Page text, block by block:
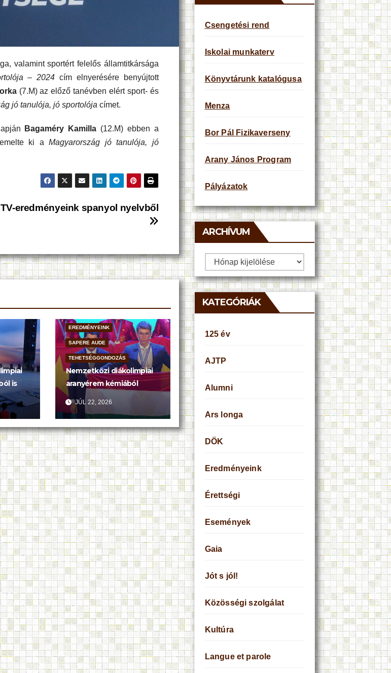
valamint sportért felelős államtitkársága
– 2024 cím elnyerésére benyújtott
(7.M) az előző tanévben elért sport- és
jó tanulója, jó sportolója címet.
Bagaméry Kamilla (12.M) ebben a
ki aMagyarország jó tanulója, jó
eredményeink spanyol nyelvből
is
EREDMÉNYEINK
SAPERE AUDE
TEHETSÉGGONDOZÁS
Nemzetközi diákolimpiai
aranyérem kémiából
JÚL 22, 2026
Csengetési rend
Iskolai munkaterv
Könyvtárunk katalógusa
Menza
Bor Pál Fizikaverseny
Arany János Program
Pályázatok
ARCHÍVUM
Archívum
KATEGÓRIÁK
125 év
AJTP
Alumni
Ars longa
DÖK
Eredményeink
Érettségi
Események
Gaia
Jót s jól!
Közösségi szolgálat
Kultúra
Langue et parole